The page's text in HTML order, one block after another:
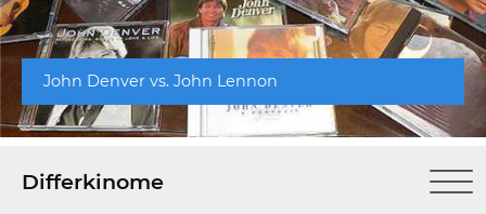
John Denver vs. John Lennon
Differkinome